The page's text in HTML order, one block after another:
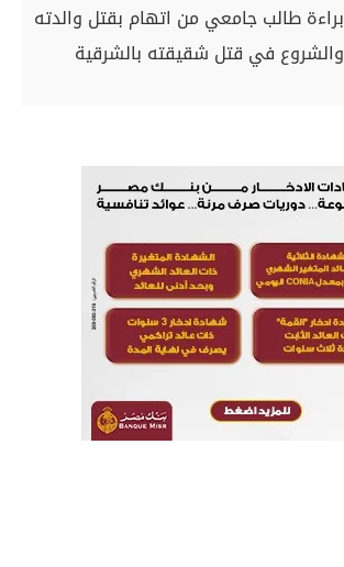
براءة طالب جامعي من اتهام بقتل والدته
والشروع في قتل شقيقته بالشرقية